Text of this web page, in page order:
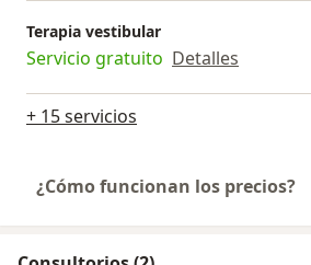
Terapia vestibular
Servicio gratuito Detalles
+ 15 servicios
¿Cómo funcionan los precios?